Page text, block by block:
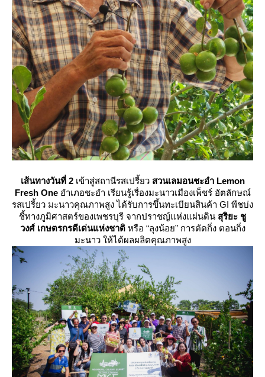
เส้นทางวันที่ 2เข้าสู่สถานีรสเปรี้ยว สวนเลมอนชะอำ Lemon
Fresh One อำเภอชะอำ เรียนรู้เรื่องมะนาวเมืองเพ็ชร์ อัตลักษณ์
รสเปรี้ยว มะนาวคุณภาพสูง ได้รับการขึ้นทะเบียนสินค้า GI พืชบ่ง
ชี้ทางภูมิศาสตร์ของเพชรบุรี จากปราชญ์แห่งแผ่นดิน สุริยะ ชู
วงศ์ เกษตรกรดีเด่นแห่งชาติ หรือ “ลุงน้อย” การตัดกิ่ง ตอนกิ่ง
มะนาว ให้ได้ผลผลิตคุณภาพสูง